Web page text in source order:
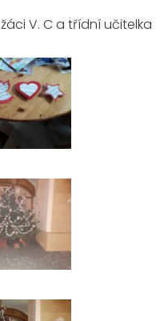
žáci V. C a třídní učitelka